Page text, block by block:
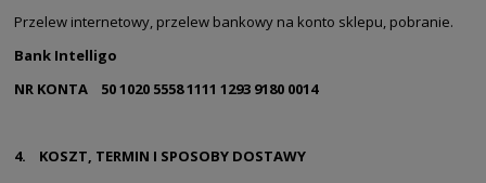
Przelew internetowy, przelew bankowy na konto sklepu, pobranie.
Bank Intelligo
NR KONTA 50 1020 5558 1111 1293 9180 0014
4. KOSZT, TERMIN I SPOSOBY DOSTAWY